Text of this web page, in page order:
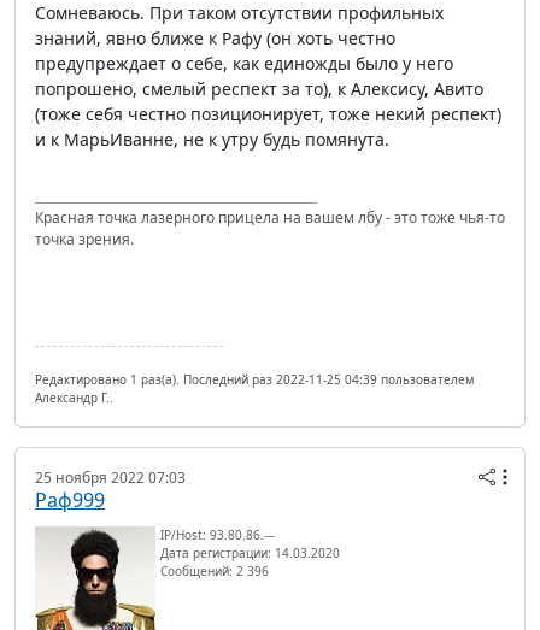
Сомневаюсь. При таком отсутствии профильных
знаний, явно ближе к Рафу (он хоть честно
предупреждает о себе, как единожды было у него
попрошено, смелый респект за то), к Алексису, Авито
(тоже себя честно позиционирует, тоже некий респект)
и к МарьИванне, не к утру будь помянута.
Красная точка лазерного прицела на вашем лбу - это тоже чья-то
точка зрения.
Редактировано 1 раз(а). Последний раз 2022-11-25 04:39 пользователем
Александр Г..
25 ноября 2022 07:03
Раф999
IP/Host: 93.80.86.---
Дата регистрации: 14.03.2020
Сообщений: 2 396